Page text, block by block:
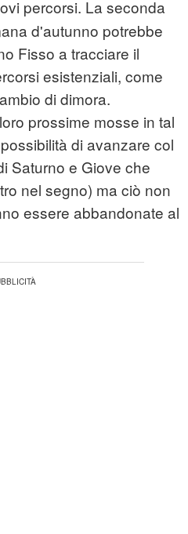
percorsi. La seconda
d'autunno potrebbe
Fisso a tracciare il
esistenziali, come
di dimora.
prossime mosse in tal
di avanzare col
Saturno e Giove che
nel segno) ma ciò non
essere abbandonate al